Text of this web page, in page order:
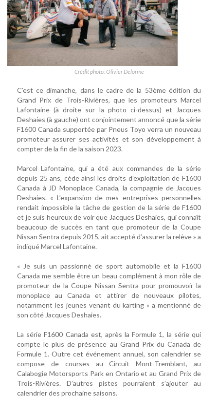
Crédit photo: Olivier Delorme
C’est ce dimanche, dans le cadre de la 53ème édition du
Grand Prix de Trois-Rivières, que les promoteurs Marcel
Lafontaine (à droite sur la photo ci-dessus) et Jacques
Deshaies (à gauche) ont conjointement annoncé que la série
F1600 Canada supportée par Pneus Toyo verra un nouveau
promoteur assurer ses activités et son développement à
compter de la fin de la saison 2023.
Marcel Lafontaine, qui a été aux commandes de la série
depuis 25 ans, cède ainsi les droits d’exploitation de F1600
Canada à JD Monoplace Canada, la compagnie de Jacques
Deshaies. « L’expansion de mes entreprises personnelles
rendait impossible la tâche de gestion de la série de F1600
et je suis heureux de voir que Jacques Deshaies, qui connaît
beaucoup de succès en tant que promoteur de la Coupe
Nissan Sentra depuis 2015, ait accepté d’assurer la relève » a
indiqué Marcel Lafontaine.
« Je suis un passionné de sport automobile et la F1600
Canada me semble être un beau complément à mon rôle de
promoteur de la Coupe Nissan Sentra pour promouvoir la
monoplace au Canada et attirer de nouveaux pilotes,
notamment les jeunes venant du karting » a mentionné de
son côté Jacques Deshaies.
La série F1600 Canada est, après la Formule 1, la série qui
compte le plus de présence au Grand Prix du Canada de
Formule 1. Outre cet événement annuel, son calendrier se
compose de courses au Circuit Mont-Tremblant, au
Calabogie Motorsports Park en Ontario et au Grand Prix de
Trois-Rivières. D’autres pistes pourraient s’ajouter au
calendrier des prochaine saisons.